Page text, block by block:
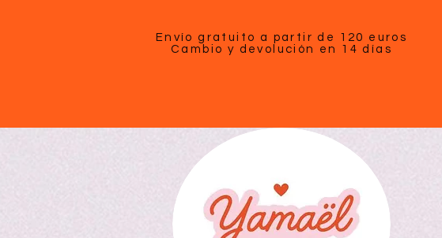
Envío gratuito a partir de 120 euros
Cambio y devolución en 14 días